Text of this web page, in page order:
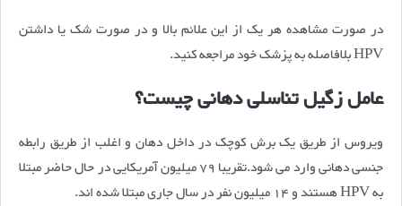
در صورت مشاهده هر یک از این علائم بالا و در صورت شک یا داشتن
HPV بلافاصله به پزشک خود مراجعه کنید.
عامل زگیل تناسلی دهانی چیست؟
ویروس از طریق یک برش کوچک در داخل دهان و اغلب از طریق رابطه
جنسی دهانی وارد می شود.تقریبا 79 میلیون آمریکایی در حال حاضر مبتلا
به HPV هستند و 14 میلیون نفر در سال جاری مبتلا شده اند.